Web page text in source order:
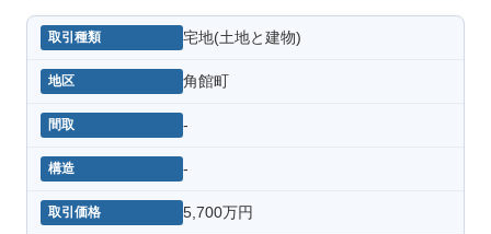
宅地(土地と建物)
角館町
-
-
5,700万円